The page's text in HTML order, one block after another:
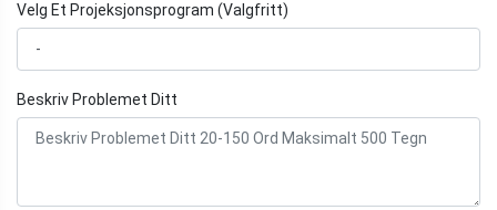
Velg Et Projeksjonsprogram (Valgfritt)
Beskriv Problemet Ditt